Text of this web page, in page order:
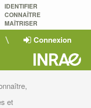
IDENTIFIER
CONNAÎTRE
MAÎTRISER
Connexion
et